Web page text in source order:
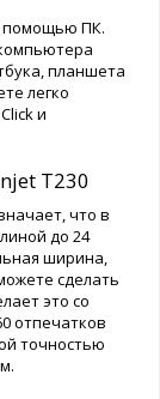
помощью ПК.
планшета
легко
и
T230
что в
до 24
ширина,
сделать
это со
отпечатков
точностью